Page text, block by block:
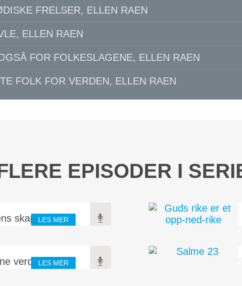
FRELSER, ELLEN RAEN
ELLEN RAEN
FOR FOLKESLAGENE, ELLEN RAEN
FOLK FOR VERDEN, ELLEN RAEN
EPISODER I
skaperLES MER
verdenLES MER